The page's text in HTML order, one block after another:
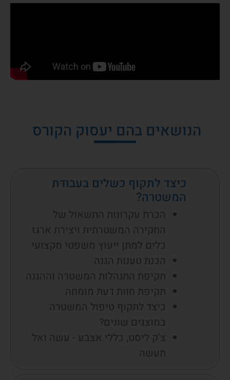
הנושאים בהם יעסוק הקורס
כיצד לתקוף כשלים בעבודת
המשטרה?
הכרת עקרונות התשאול של
החקירה המשטרתית ויצירת ארגז
כלים למתן ייעוץ משפטי מקצועי
הכנת טענות הגנה
תקיפת התנהלות המשטרה וההגנה
תקיפת חוות דעת מומחה
כיצד לתקוף טיפול המשטרה
במוצגים שונים?
צ'ק ליסט, כללי אצבע - עשה ואל
תעשה